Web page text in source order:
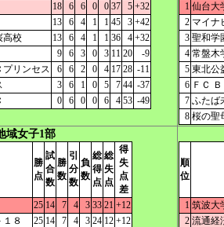
18 6 6 0 0 37 5 +32
13 6 4 1 1 45 3 +42
高校 13 6 4 1 1 36 4 +32
9 6 3 0 3 11 20
-9
プリンセス 6 6 2 0 4 17 28 -11
3 6 1 0 5 7 44 -37
0 6 0 0 6 4 53 -49
1 仙台大
2 マイナ
3 聖和学
4 常盤木
5 東北公
6 ＦＣ
7 ふたば
8 桜の聖
域女子1部
勝
点
試
合
数
勝
数
引
分
数
負
数
総
得
点
総
失
点
得
失
点
差
25 14 7 4 3 33 21 +12
１８ 25 14 7 4 3 24 12 +12
順
位
1 筑波大
2 流通経